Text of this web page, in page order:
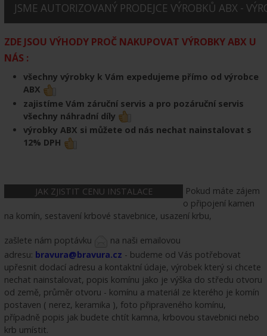
JSME AUTORIZOVANÝ PRODEJCE VÝROBKŮ ABX -
ZDE JSOU VÝHODY PROČ NAKUPOVAT VÝROBKY ABX U
NÁS :
všechny výrobky k Vám expedujeme přímo od výrobce
ABX
zajistíme Vám záruční servis a pro pozáruční servis
všechny náhradní díly
výrobky ABX si můžete od nás nechat nainstalovat s
12% DPH
JAK ZJISTIT CENU INSTALACE
Pokud máte zájem
o připojení kamen
na komín, sestavení krbové stavebnice, usazení krbu,
zašlete nám poptávku
na naši emailovou
adresu: bravura@bravura.cz - budeme od Vás potřebovat
upřesnit dodací adresu a kontaktní údaje, výrobek který si chcete
nechat nainstalovat, popis komínu jako je výška do středu otvoru
od země, průměr otvoru - komínu a materiál ze kterého je komín
postaven ( nerez, keramika ), foto připraveného komínu,
případně popis jak budete chtít kamna, krbovou stavebnici nebo
krb umístit.